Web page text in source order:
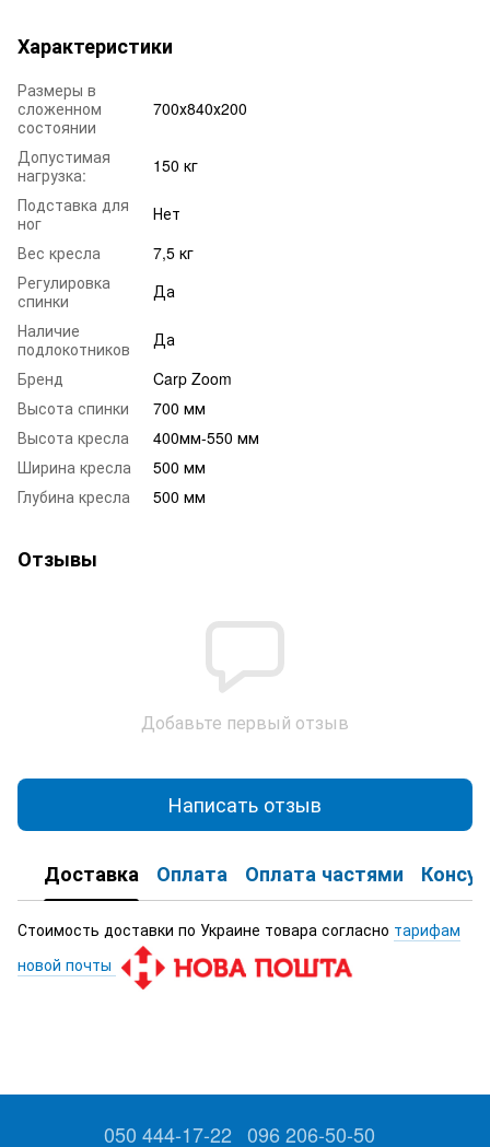
Характеристики
Размеры в
сложенном
состоянии
700х840х200
Допустимая
нагрузка:
150 кг
Подставка для
ног
Нет
Вес кресла
7,5 кг
Регулировка
спинки
Да
Наличие
подлокотников
Да
Бренд
Carp Zoom
Высота спинки
700 мм
Высота кресла
400мм-550 мм
Ширина кресла
500 мм
Глубина кресла
500 мм
Отзывы
Добавьте первый отзыв
Написать отзыв
Доставка Оплата Оплата частями
Стоимость доставки по Украине товара согласно тарифам
новой почты
050 444-17-22 096 206-50-50